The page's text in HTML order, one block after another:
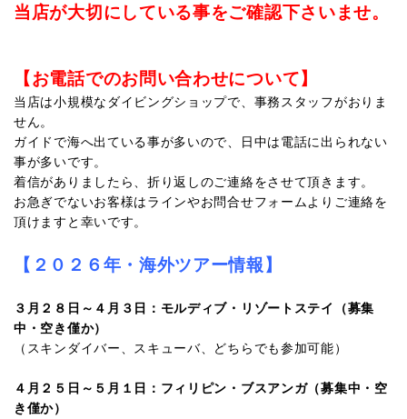
当店が大切にしている事をご確認下さいませ。
【お電話でのお問い合わせについて】
当店は小規模なダイビングショップで、事務スタッフがおりま
せん。
ガイドで海へ出ている事が多いので、日中は電話に出られない
事が多いです。
着信がありましたら、折り返しのご連絡をさせて頂きます。
お急ぎでないお客様はラインやお問合せフォームよりご連絡を
頂けますと幸いです。
【２０２６年・海外ツアー情報】
３月２８日～４月３日：モルディブ・リゾートステイ（募集
中・空き僅か）
（スキンダイバー、スキューバ、どちらでも参加可能）
４月２５日～５月１日：フィリピン・ブスアンガ（募集中・空
き僅か）